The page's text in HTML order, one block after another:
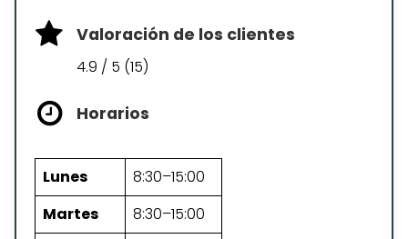
Valoración de los clientes
4.9 / 5 (15)
Horarios
Lunes
8:30–15:00
Martes
8:30–15:00